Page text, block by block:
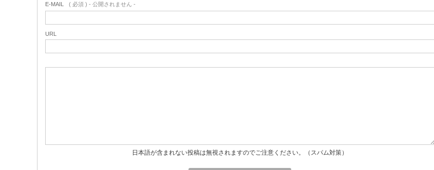
E-MAIL ( 必須 ) - 公開されません -
URL
日本語が含まれない投稿は無視されますのでご注意ください。（スパム対策）